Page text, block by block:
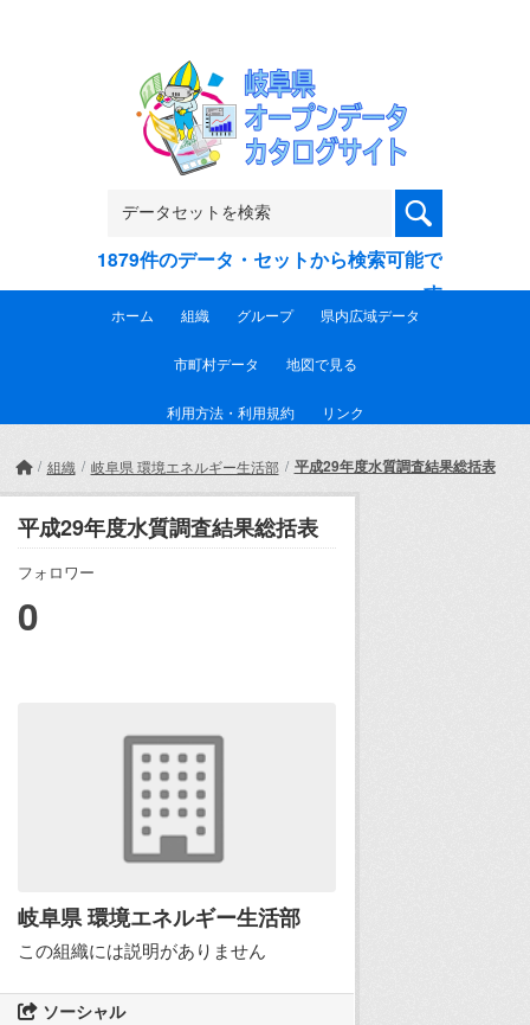
1879件のデータ・セットから検索可能で
す
ホーム 組織 グループ 県内広域データ
市町村データ 地図で見る
利用方法・利用規約 リンク
組織 岐阜県 環境エネルギー生活部 平成29年度水質調査結果総括表
平成29年度水質調査結果総括表
フォロワー
0
岐阜県 環境エネルギー生活部
この組織には説明がありません
ソーシャル